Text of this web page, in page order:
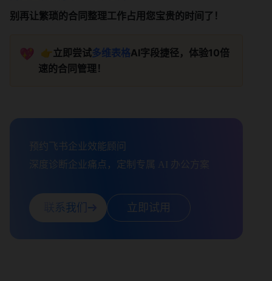
别再让繁琐的合同整理工作占用您宝贵的时间了！
💖 👉立即尝试多维表格AI字段捷径，体验10倍
速的合同管理！
预约飞书企业效能顾问
深度诊断企业痛点，定制专属 AI 办公方案
联系我们 立即试用